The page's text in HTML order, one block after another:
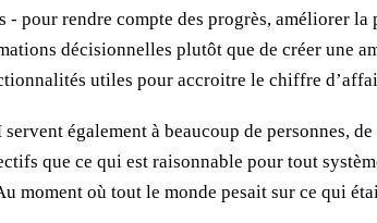
- pour rendre compte des progrès, améliorer
décisionnelles plutôt que de créer une
utiles pour accroitre le chiffre
également à beaucoup de personnes,
que ce qui est raisonnable pour tout
moment où tout le monde pesait sur ce qui